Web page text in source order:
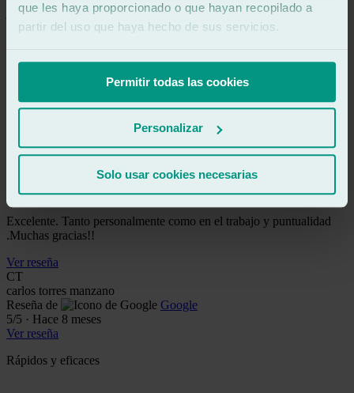
que les haya proporcionado o que hayan recopilado a
partir del uso que haya hecho de sus servicios.
Permitir todas las cookies
Personalizar
Solo usar cookies necesarias
jose jaime garcía
Reseña de
Google
Trato perfecto por los chicos de la empresa la recomiendo rápidos y
francisco dario flores rodriguez
Ver reseña
Excelente. Tanto personalmente como en el trabajo y puntualidad
.Muchas gracias!!
Ver reseña
CT
carlos torres manzano
Reseña de
Google
5/5 · Hace 8 meses
Ver reseña
Rápidos y eficaces